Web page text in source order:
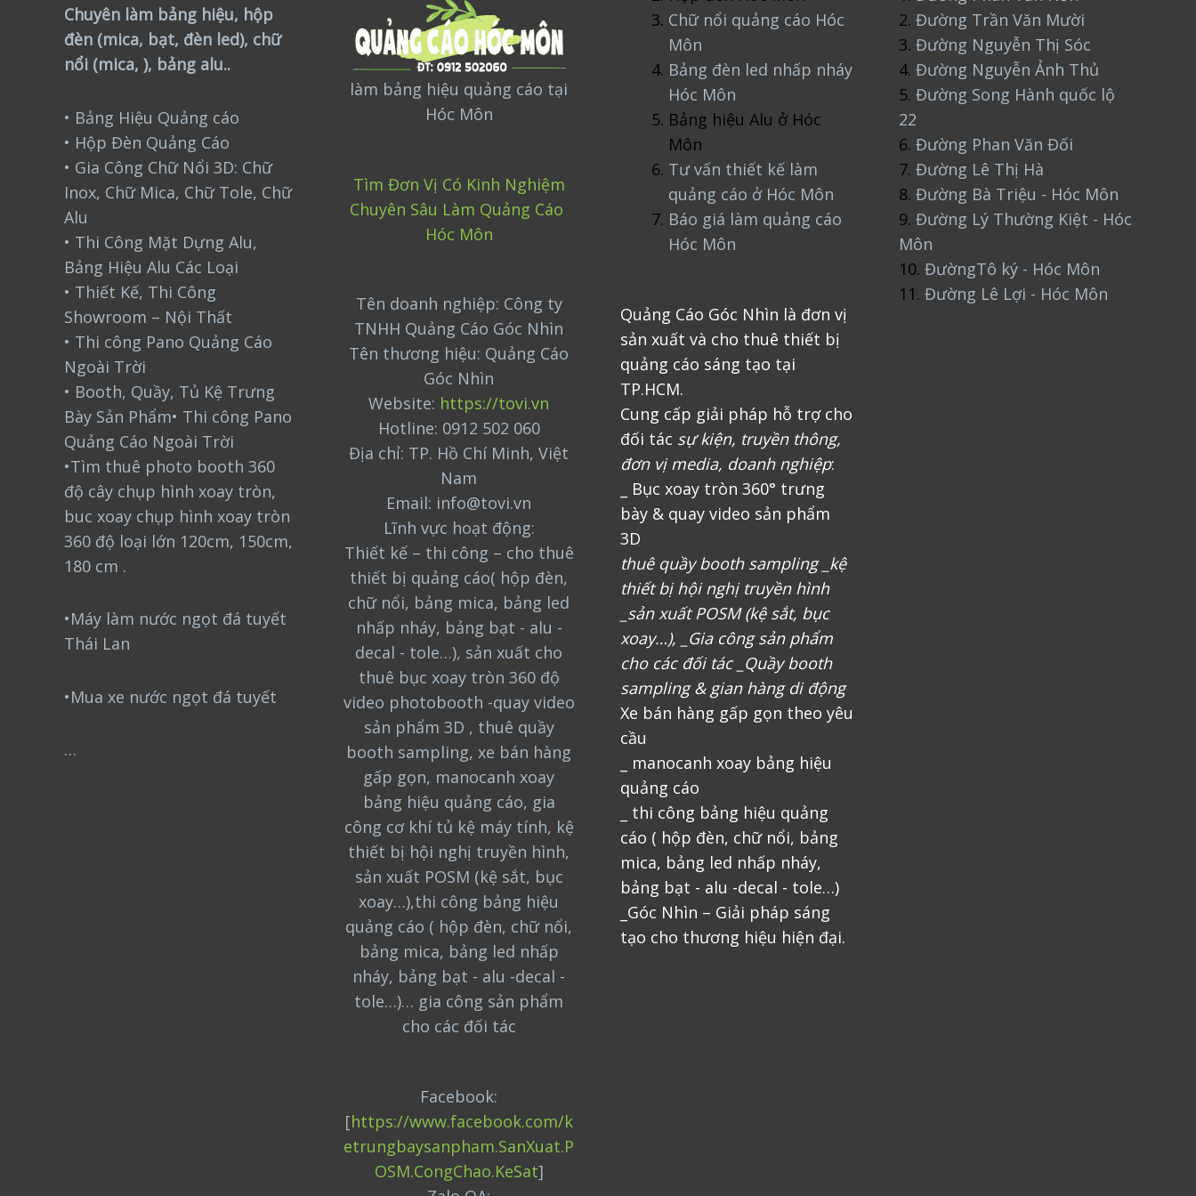
Chuyên làm bảng hiệu, hộp
đèn (mica, bạt, đèn led), chữ
nổi (mica, ), bảng alu..
• Bảng Hiệu Quảng cáo
• Hộp Đèn Quảng Cáo
• Gia Công Chữ Nổi 3D: Chữ
Inox, Chữ Mica, Chữ Tole, Chữ
Alu
• Thi Công Mặt Dựng Alu,
Bảng Hiệu Alu Các Loại
• Thiết Kế, Thi Công
Showroom – Nội Thất
• Thi công Pano Quảng Cáo
Ngoài Trời
• Booth, Quầy, Tủ Kệ Trưng
Bày Sản Phẩm• Thi công Pano
Quảng Cáo Ngoài Trời
•Tìm thuê photo booth 360
độ cây chụp hình xoay tròn,
buc xoay chụp hình xoay tròn
360 độ loại lớn 120cm, 150cm,
180 cm .
•Máy làm nước ngọt đá tuyết
Thái Lan
•Mua xe nước ngọt đá tuyết
…
làm bảng hiệu quảng cáo tại
Hóc Môn
Tìm Đơn Vị Có Kinh Nghiệm
Chuyên Sâu Làm Quảng Cáo
Hóc Môn
Tên doanh nghiệp: Công ty
TNHH Quảng Cáo Góc Nhìn
Tên thương hiệu: Quảng Cáo
Góc Nhìn
Website: https://tovi.vn
Hotline: 0912 502 060
Địa chỉ: TP. Hồ Chí Minh, Việt
Nam
Email: info@tovi.vn
Lĩnh vực hoạt động:
Thiết kế – thi công – cho thuê
thiết bị quảng cáo( hộp đèn,
chữ nổi, bảng mica, bảng led
nhấp nháy, bảng bạt - alu -
decal - tole…), sản xuất cho
thuê bục xoay tròn 360 độ
video photobooth -quay video
sản phẩm 3D , thuê quầy
booth sampling, xe bán hàng
gấp gọn, manocanh xoay
bảng hiệu quảng cáo, gia
công cơ khí tủ kệ máy tính, kệ
thiết bị hội nghị truyền hình,
sản xuất POSM (kệ sắt, bục
xoay…),thi công bảng hiệu
quảng cáo ( hộp đèn, chữ nổi,
bảng mica, bảng led nhấp
nháy, bảng bạt - alu -decal -
tole…)… gia công sản phẩm
cho các đối tác
Facebook:
[https://www.facebook.com/k
etrungbaysanpham.SanXuat.P
OSM.CongChao.KeSat]
Chữ nổi quảng cáo Hóc
Môn
Bảng đèn led nhấp nháy
Hóc Môn
Bảng hiệu Alu ở Hóc
Môn
Tư vấn thiết kế làm
quảng cáo ở Hóc Môn
Báo giá làm quảng cáo
Hóc Môn
Quảng Cáo Góc Nhìn là đơn vị
sản xuất và cho thuê thiết bị
quảng cáo sáng tạo tại
TP.HCM.
Cung cấp giải pháp hỗ trợ cho
đối tác sự kiện, truyền thông,
đơn vị media, doanh nghiệp:
_ Bục xoay tròn 360° trưng
bày & quay video sản phẩm
3D
thuê quầy booth sampling _kệ
thiết bị hội nghị truyền hình
_sản xuất POSM (kệ sắt, bục
xoay…), _Gia công sản phẩm
cho các đối tác _Quầy booth
sampling & gian hàng di động
Xe bán hàng gấp gọn theo yêu
cầu
_ manocanh xoay bảng hiệu
quảng cáo
_ thi công bảng hiệu quảng
cáo ( hộp đèn, chữ nổi, bảng
mica, bảng led nhấp nháy,
bảng bạt - alu -decal - tole…)
_Góc Nhìn – Giải pháp sáng
tạo cho thương hiệu hiện đại.
2. Đường Trần Văn Mười
3. Đường Nguyễn Thị Sóc
4. Đường Nguyễn Ảnh Thủ
5. Đường Song Hành quốc lộ
22
6. Đường Phan Văn Đối
7. Đường Lê Thị Hà
8. Đường Bà Triệu - Hóc Môn
9. Đường Lý Thường Kiệt - Hóc
Môn
10. ĐườngTô ký - Hóc Môn
11. Đường Lê Lợi - Hóc Môn